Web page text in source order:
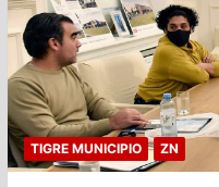
TIGRE MUNICIPIO ZN